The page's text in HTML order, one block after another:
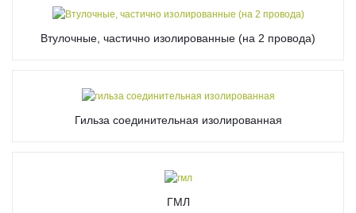
Втулочные, частично изолированные (на 2 провода)
Гильза соединительная изолированная
ГМЛ